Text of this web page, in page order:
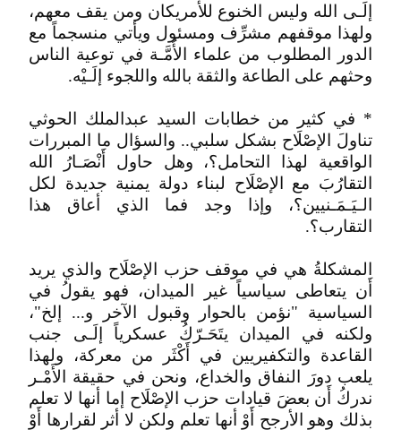
إلَـى الله وليس الخنوع للأَمريكان ومن يقف معهم،
ولهذا موقفهم مشرِّف ومسئول ويأتي منسجماً مع
الدور المطلوب من علماء الأُمَّـة في توعية الناس
وحثهم على الطاعة والثقة بالله واللجوء إلَـيْه.
* في كثير من خطابات السيد عبدالملك الحوثي
تناولَ الإصْلَاح بشكل سلبي.. والسؤال ما المبررات
الواقعية لهذا التحامل؟، وهل حاول أَنْصَـارُ الله
التقارُبَ مع الإصْلَاح لبناء دولة يمنية جديدة لكل
الـيَـمَـنيين؟، وإذا وجد فما الذي أعاق هذا
التقارب؟.
المشكلةُ هي في موقف حزب الإصْلَاح والذي يريد
أَن يتعاطى سياسياً غير الميدان، فهو يقولُ في
السياسية "نؤمن بالحوار وقبول الآخر و... إلخ"،
ولكنه في الميدان يتَحَـرّكُ عسكرياً إلَـى جنب
القاعدة والتكفيريين في أَكْثَر من معركة، ولهذا
يلعب دورَ النفاق والخداع، ونحن في حقيقة الأَمْـر
ندركُ أَن بعضَ قيادات حزب الإصْلَاح إما أنها لا تعلم
بذلك وهو الأرجح أَوْ أنها تعلم ولكن لا أثر لقرارها أَوْ